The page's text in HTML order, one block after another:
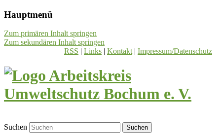
Hauptmenü
Zum primären Inhalt springen
Zum sekundären Inhalt springen
RSS | Links | Kontakt| Impressum/Datenschutz
Suchen